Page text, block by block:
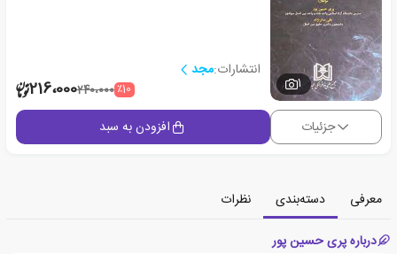
1
انتشارات:مجد
٪10240،000216،000
جزئیات افزودن به سبد
معرفی دسته‌بندی
نظرات
درباره پری حسین پور